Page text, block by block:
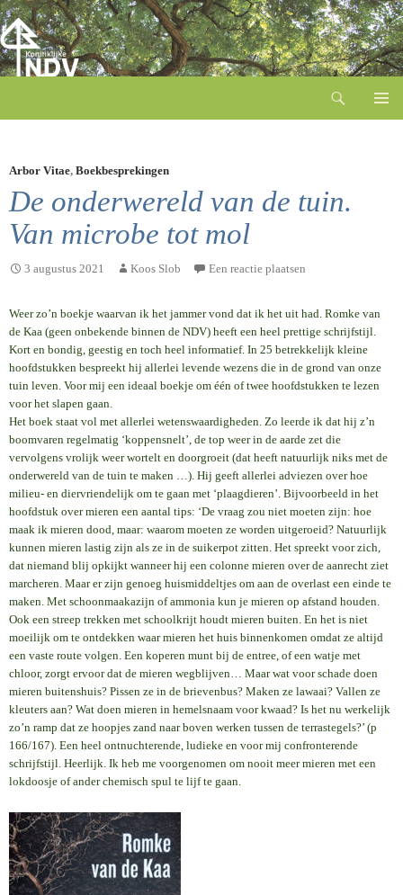
inhoud
Arbor Vitae, Boekbesprekingen
De onderwereld van de tuin.
Van microbe tot mol
3 augustus 2021 Koos Slob Een reactie plaatsen
Weer zo’n boekje waarvan ik het jammer vond dat ik het uit had. Romke van
de Kaa (geen onbekende binnen de NDV) heeft een heel prettige schrijfstijl.
Kort en bondig, geestig en toch heel informatief. In 25 betrekkelijk kleine
hoofdstukken bespreekt hij allerlei levende wezens die in de grond van onze
tuin leven. Voor mij een ideaal boekje om één of twee hoofdstukken te lezen
voor het slapen gaan.
Het boek staat vol met allerlei wetenswaardigheden. Zo leerde ik dat hij z’n
boomvaren regelmatig ‘koppensnelt’, de top weer in de aarde zet die
vervolgens vrolijk weer wortelt en doorgroeit (dat heeft natuurlijk niks met de
onderwereld van de tuin te maken …). Hij geeft allerlei adviezen over hoe
milieu- en diervriendelijk om te gaan met ‘plaagdieren’. Bijvoorbeeld in het
hoofdstuk over mieren een aantal tips: ‘De vraag zou niet moeten zijn: hoe
maak ik mieren dood, maar: waarom moeten ze worden uitgeroeid? Natuurlijk
kunnen mieren lastig zijn als ze in de suikerpot zitten. Het spreekt voor zich,
dat niemand blij opkijkt wanneer hij een colonne mieren over de aanrecht ziet
marcheren. Maar er zijn genoeg huismiddeltjes om aan de overlast een einde te
maken. Met schoonmaakazijn of ammonia kun je mieren op afstand houden.
Ook een streep trekken met schoolkrijt houdt mieren buiten. En het is niet
moeilijk om te ontdekken waar mieren het huis binnenkomen omdat ze altijd
een vaste route volgen. Een koperen munt bij de entree, of een watje met
chloor, zorgt ervoor dat de mieren wegblijven… Maar wat voor schade doen
mieren buitenshuis? Pissen ze in de brievenbus? Maken ze lawaai? Vallen ze
kleuters aan? Wat doen mieren in hemelsnaam voor kwaad? Is het nu werkelijk
zo’n ramp dat ze hoopjes zand naar boven werken tussen de terrastegels?’ (p
166/167). Een heel ontnuchterende, ludieke en voor mij confronterende
schrijfstijl. Heerlijk. Ik heb me voorgenomen om nooit meer mieren met een
lokdoosje of ander chemisch spul te lijf te gaan.